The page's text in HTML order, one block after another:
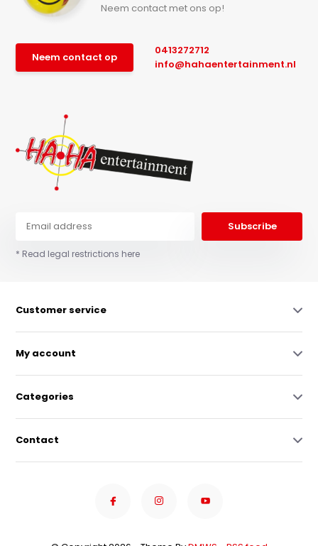
Neem contact met ons op!
Neem contact op
0413272712
info@hahaentertainment.nl
Subscribe
* Read legal restrictions here
Customer service
My account
Categories
Contact